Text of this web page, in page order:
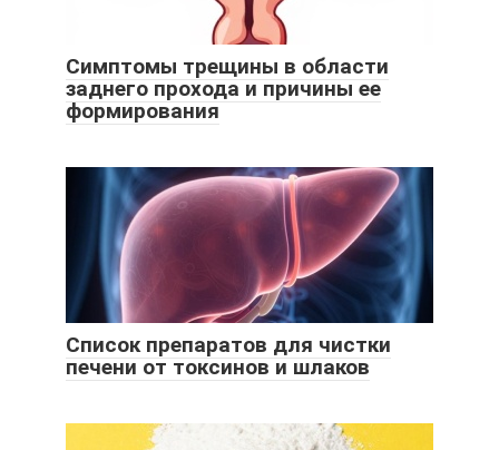
Симптомы трещины в области
заднего прохода и причины ее
формирования
Список препаратов для чистки
печени от токсинов и шлаков